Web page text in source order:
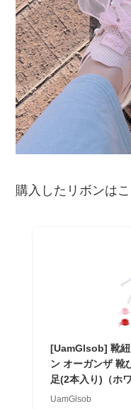
購入したリボンはこ
[UamGlsob] 靴紐
ン オーガンザ 靴
足(2本入り)（ホ
UamGlsob